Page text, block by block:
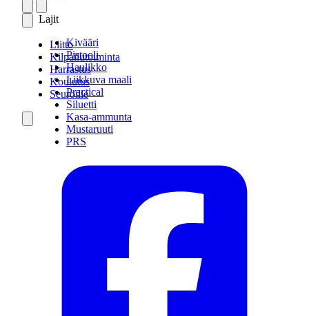
Lajit
Kivääri
Pistooli
Haulikko
Liikkuva maali
Practical
Siluetti
Kasa-ammunta
Mustaruuti
PRS
Liitto
Kilpailutoiminta
Harrastus
Koulutus
Seuroille